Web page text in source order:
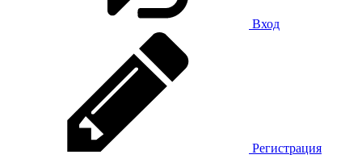
Вход
Регистрация